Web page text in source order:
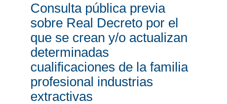
Consulta pública previa
sobre Real Decreto por el
que se crean y/o actualizan
determinadas
cualificaciones de la familia
profesional industrias
extractivas